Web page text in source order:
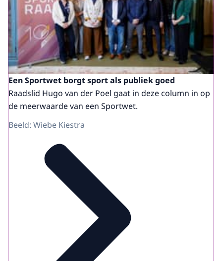
Een Sportwet borgt sport als publiek goed
Raadslid Hugo van der Poel gaat in deze column in op
de meerwaarde van een Sportwet.
Beeld: Wiebe Kiestra